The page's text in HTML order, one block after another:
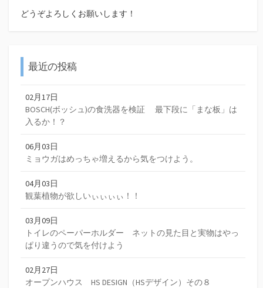
どうぞよろしくお願いします！
最近の投稿
02月17日
BOSCH(ボッシュ)の食洗器を検証 最下段に「まな板」は
入るか！？
06月03日
ミョウガはめっちゃ増えるから気をつけよう。
04月03日
観葉植物が欲しいぃぃぃぃ！！
03月09日
トイレのペーパーホルダー ネットの見た目と実物はやっ
ぱり違うので気を付けよう
02月27日
オープンハウス HS DESIGN（HSデザイン）その８